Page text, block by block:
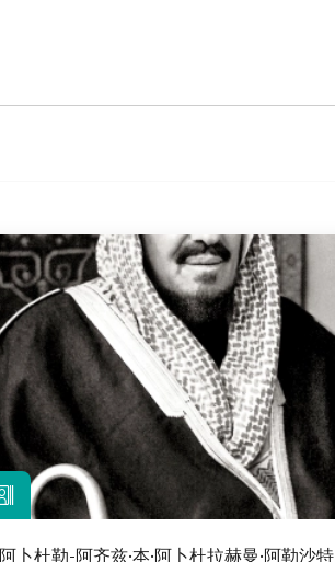
阿卜杜勒-阿齐兹·本·阿卜杜拉赫曼·阿勒沙特